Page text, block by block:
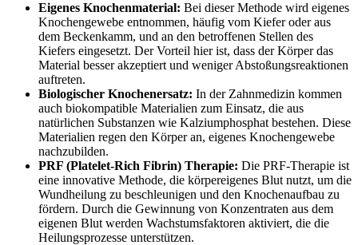
Eigenes Knochenmaterial: Bei dieser Methode wird eigenes
Knochengewebe entnommen, häufig vom Kiefer oder aus
dem Beckenkamm, und an den betroffenen Stellen des
Kiefers eingesetzt. Der Vorteil hier ist, dass der Körper das
Material besser akzeptiert und weniger Abstoßungsreaktionen
auftreten.
Biologischer Knochenersatz: In der Zahnmedizin kommen
auch biokompatible Materialien zum Einsatz, die aus
natürlichen Substanzen wie Kalziumphosphat bestehen. Diese
Materialien regen den Körper an, eigenes Knochengewebe
nachzubilden.
PRF (Platelet-Rich Fibrin) Therapie: Die PRF-Therapie ist
eine innovative Methode, die körpereigenes Blut nutzt, um die
Wundheilung zu beschleunigen und den Knochenaufbau zu
fördern. Durch die Gewinnung von Konzentraten aus dem
eigenen Blut werden Wachstumsfaktoren aktiviert, die die
Heilungsprozesse unterstützen.